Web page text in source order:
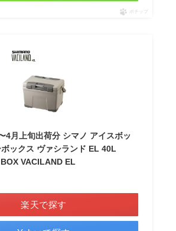
ポチップ
4月上旬出荷分 シマノ アイスボッ
ックス ヴァシランド EL 40L
VACILAND EL
楽天で探す